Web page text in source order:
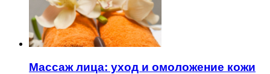
Массаж лица: уход и омоложение кожи